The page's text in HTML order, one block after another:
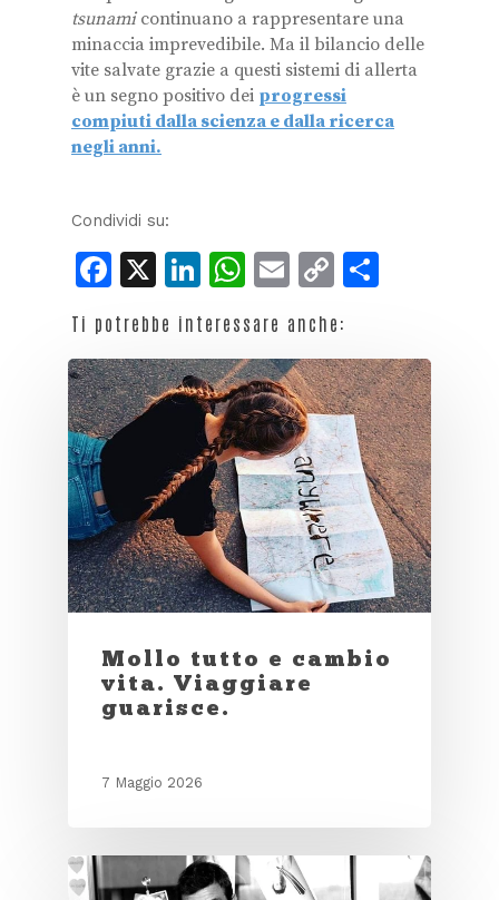
tsunamicontinuano a rappresentare una
minaccia imprevedibile. Ma il bilancio delle
vite salvate grazie a questi sistemi di allerta
è un segno positivo dei progressi
compiuti dalla scienza e dalla ricerca
negli anni.
Condividi su:
Facebook
X LinkedIn
WhatsApp
Email
Copy
Ti potrebbe interessare anche:
Mollo tutto e cambio
vita. Viaggiare
guarisce.
7 Maggio 2026